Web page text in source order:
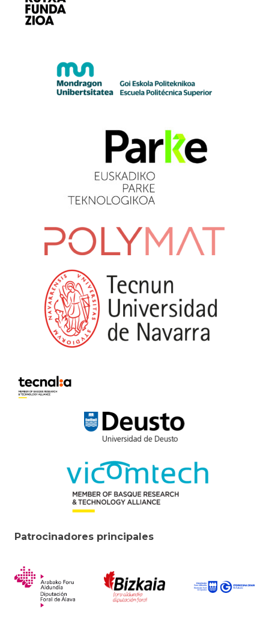
Patrocinadores principales